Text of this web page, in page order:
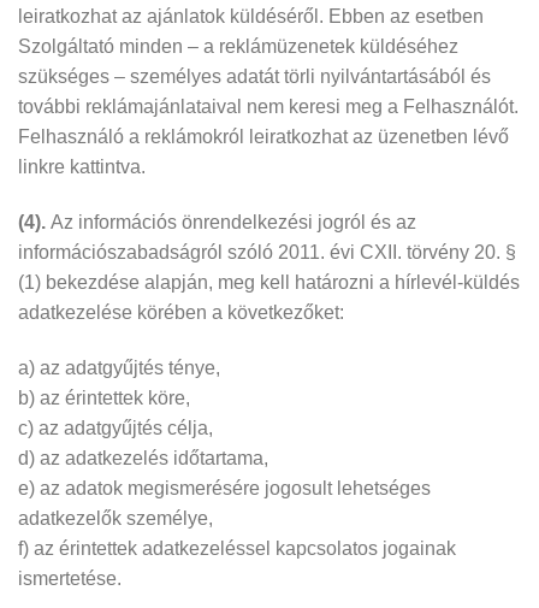
leiratkozhat az ajánlatok küldéséről. Ebben az esetben
Szolgáltató minden – a reklámüzenetek küldéséhez
szükséges – személyes adatát törli nyilvántartásából és
további reklámajánlataival nem keresi meg a Felhasználót.
Felhasználó a reklámokról leiratkozhat az üzenetben lévő
linkre kattintva.
(4). Az információs önrendelkezési jogról és az
információszabadságról szóló 2011. évi CXII. törvény 20. §
(1) bekezdése alapján, meg kell határozni a hírlevél-küldés
adatkezelése körében a következőket:
a) az adatgyűjtés ténye,
b) az érintettek köre,
c) az adatgyűjtés célja,
d) az adatkezelés időtartama,
e) az adatok megismerésére jogosult lehetséges
adatkezelők személye,
f) az érintettek adatkezeléssel kapcsolatos jogainak
ismertetése.